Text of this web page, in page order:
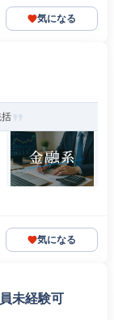
気になる
括
気になる
未経験可